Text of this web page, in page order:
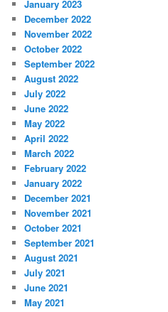
January 2023
December 2022
November 2022
October 2022
September 2022
August 2022
July 2022
June 2022
May 2022
April 2022
March 2022
February 2022
January 2022
December 2021
November 2021
October 2021
September 2021
August 2021
July 2021
June 2021
May 2021